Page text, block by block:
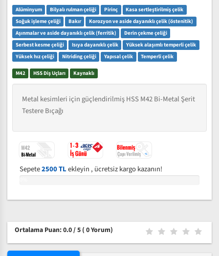
Alüminyum Bilyalı rulman çeliği Pirinç
Kasa sertleştirilmiş çelik
Soğuk işleme çeliği
Bakır
Korozyon ve aside dayanıklı çelik (östenitik)
Aşınmalar ve aside dayanıklı çelik (ferritik)
Derin çekme çeliği
Serbest kesme çeliği
Isıya dayanıklı çelik
Yüksek alaşımlı temperli çelik
Yüksek hız çeliği
Nitriding çeliği Yapısal çelik Temperli çelik
M42 HSS Diş Uçları Kaynaklı
Metal kesimleri için güçlendirilmiş HSS M42 Bi-Metal Şerit
Testere Bıçağı
Sepete2500 TLekleyin , ücretsiz kargo kazanın!
Ortalama Puan: 0.0 / 5 ( 0 Yorum)